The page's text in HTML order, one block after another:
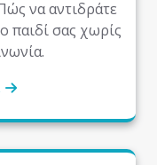
να αντιδράτε
παιδί σας χωρίς